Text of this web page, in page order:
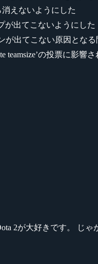
消えないようにした
が出てこないようにした
が出てこない原因とな
の投票に影響
2が大好きです。